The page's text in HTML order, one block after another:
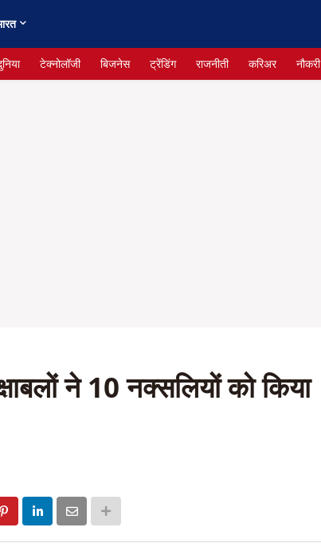
टेक्नोलॉजी बिजनेस ट्रेंडिंग राजनीती करिअर नौकरी
ने 10 नक्सलियों को किया